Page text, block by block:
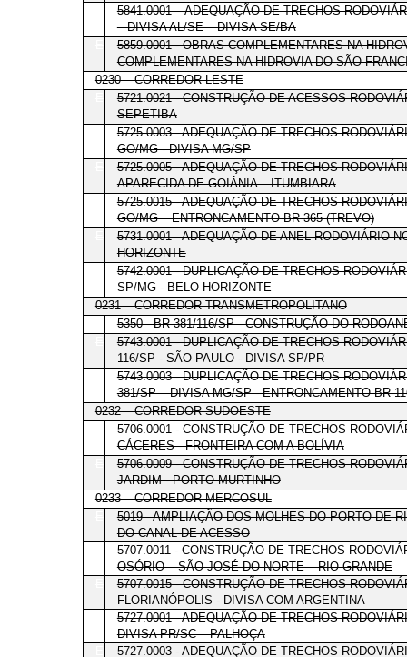
5841.0001 – ADEQUAÇÃO DE TRECHOS
– DIVISA AL/SE – DIVISA SE/BA
5859.0001 - OBRAS COMPLEMENTARES NA
COMPLEMENTARES NA HIDROVIA DO SÃO
0230 – CORREDOR LESTE
5721.0021 - CONSTRUÇÃO DE ACESSOS
SEPETIBA
5725.0003 - ADEQUAÇÃO DE TRECHOS
GO/MG - DIVISA MG/SP
5725.0005 - ADEQUAÇÃO DE TRECHOS
APARECIDA DE GOIÂNIA – ITUMBIARA
5725.0015 - ADEQUAÇÃO DE TRECHOS
GO/MG – ENTRONCAMENTO BR-365 (TREVO)
5731.0001 - ADEQUAÇÃO DE ANEL RODOVIÁRIO
HORIZONTE
5742.0001 - DUPLICAÇÃO DE TRECHOS
SP/MG - BELO HORIZONTE
0231 – CORREDOR TRANSMETROPOLITANO
5350 - BR-381/116/SP - CONSTRUÇÃO DO
5743.0001 - DUPLICAÇÃO DE TRECHOS
116/SP - SÃO PAULO - DIVISA SP/PR
5743.0003 - DUPLICAÇÃO DE TRECHOS
381/SP – DIVISA MG/SP - ENTRONCAMENTO BR-
0232 – CORREDOR SUDOESTE
5706.0001 - CONSTRUÇÃO DE TRECHOS
CÁCERES - FRONTEIRA COM A BOLÍVIA
5706.0009 - CONSTRUÇÃO DE TRECHOS
JARDIM - PORTO MURTINHO
0233 – CORREDOR MERCOSUL
5019 - AMPLIAÇÃO DOS MOLHES DO PORTO DE
DO CANAL DE ACESSO
5707.0011 - CONSTRUÇÃO DE TRECHOS
OSÓRIO – SÃO JOSÉ DO NORTE – RIO GRANDE
5707.0015 - CONSTRUÇÃO DE TRECHOS
FLORIANÓPOLIS - DIVISA COM ARGENTINA
5727.0001 - ADEQUAÇÃO DE TRECHOS
DIVISA PR/SC – PALHOÇA
5727.0003 - ADEQUAÇÃO DE TRECHOS